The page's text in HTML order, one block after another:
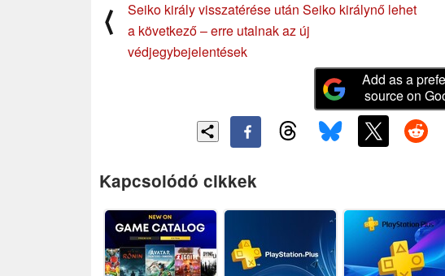
⟨
Seiko király visszatérése után Seiko királynő lehet
a következő – erre utalnak az új
védjegybejelentések
Add as a
source on
Kapcsolódó cikkek